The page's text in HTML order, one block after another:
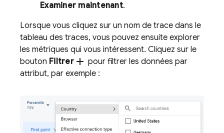
Examiner maintenant.
Lorsque vous cliquez sur un nom de trace dans le
tableau des traces, vous pouvez ensuite explorer
les métriques qui vous intéressent. Cliquez sur le
bouton Filtreradd pour filtrer les données par
attribut, par exemple :